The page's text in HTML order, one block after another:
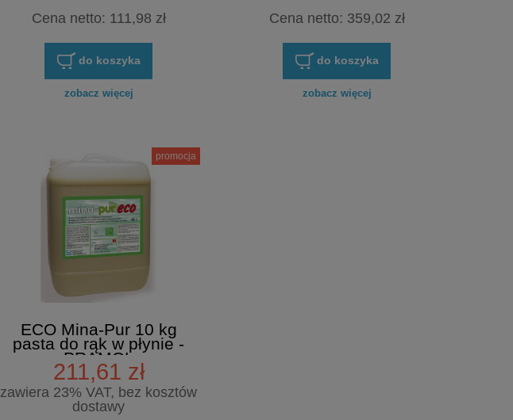
Cena netto: 111,98 zł
do koszyka
zobacz więcej
Cena netto: 359,02 zł
do koszyka
zobacz więcej
ECO Mina-Pur 10 kg
pasta do rąk w płynie -
PRAMOL
211,61 zł
zawiera 23% VAT, bez kosztów
dostawy
promocja